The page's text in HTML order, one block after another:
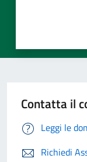
Contatta il
Leggi le
Richiedi